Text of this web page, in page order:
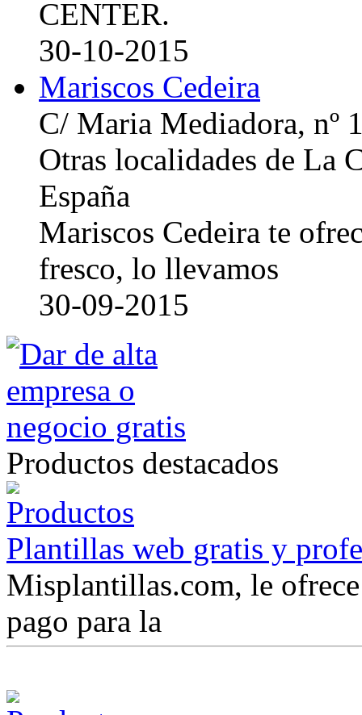
CENTER.
30-10-2015
Mariscos Cedeira
C/ Maria Mediadora, nº
Otras localidades de La
España
Mariscos Cedeira te
fresco, lo llevamos
30-09-2015
Productos destacados
Plantillas web gratis y
Misplantillas.com, le
pago para la